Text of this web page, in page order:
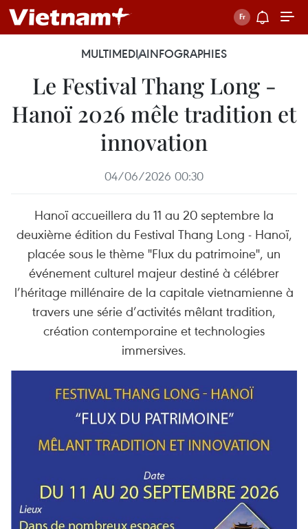
MULTIMEDIAINFOGRAPHIES
Le Festival Thang Long -
Hanoï 2026 mêle tradition et
innovation
04/06/2026 00:30
Hanoï accueillera du 11 au 20 septembre la
deuxième édition du Festival Thang Long - Hanoï,
placée sous le thème "Flux du patrimoine", un
événement culturel majeur destiné à célébrer
l’héritage millénaire de la capitale vietnamienne à
travers une série d’activités mêlant tradition,
création contemporaine et technologies
immersives.